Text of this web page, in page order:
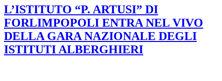
L’ISTITUTO “P. ARTUSI” DI
FORLIMPOPOLI ENTRA NEL VIVO
DELLA GARA NAZIONALE DEGLI
ISTITUTI ALBERGHIERI